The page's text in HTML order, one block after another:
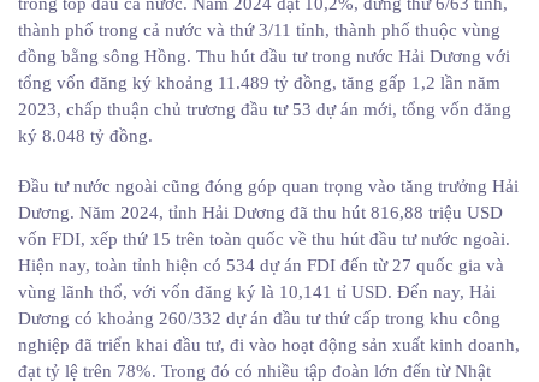
thành phố trong cả nước và thứ 3/11 tỉnh, thành phố thuộc vùng
đồng bằng sông Hồng. Thu hút đầu tư trong nước Hải Dương với
tổng vốn đăng ký khoảng 11.489 tỷ đồng, tăng gấp 1,2 lần năm
2023, chấp thuận chủ trương đầu tư 53 dự án mới, tổng vốn đăng
ký 8.048 tỷ đồng.
Đầu tư nước ngoài cũng đóng góp quan trọng vào tăng trưởng Hải
Dương. Năm 2024, tỉnh Hải Dương đã thu hút 816,88 triệu USD
vốn FDI, xếp thứ 15 trên toàn quốc về thu hút đầu tư nước ngoài.
Hiện nay, toàn tỉnh hiện có 534 dự án FDI đến từ 27 quốc gia và
vùng lãnh thổ, với vốn đăng ký là 10,141 tỉ USD. Đến nay, Hải
Dương có khoảng 260/332 dự án đầu tư thứ cấp trong khu công
nghiệp đã triển khai đầu tư, đi vào hoạt động sản xuất kinh doanh,
đạt tỷ lệ trên 78%. Trong đó có nhiều tập đoàn lớn đến từ Nhật